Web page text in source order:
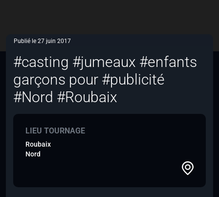
Publié le 27 juin 2017
#casting #jumeaux #enfants
garçons pour #publicité
#Nord #Roubaix
LIEU TOURNAGE
Roubaix
Nord